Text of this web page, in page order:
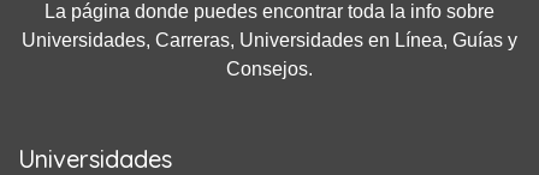
La página donde puedes encontrar toda la info sobre
Universidades, Carreras, Universidades en Línea, Guías y
Consejos.
Universidades